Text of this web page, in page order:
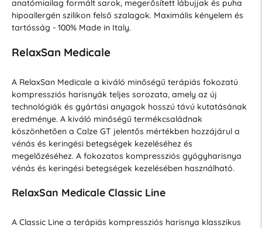
anatómiailag formált sarok, megerősített lábujjak és puha
hipoallergén szilikon felső szalagok. Maximális kényelem és
tartósság - 100% Made in Italy.
RelaxSan Medicale
A RelaxSan Medicale a kiváló minőségű terápiás fokozatú
kompressziós harisnyák teljes sorozata, amely az új
technológiák és gyártási anyagok hosszú távú kutatásának
eredménye. A kiváló minőségű termékcsaládnak
köszönhetően a Calze GT jelentős mértékben hozzájárul a
vénás és keringési betegségek kezeléséhez és
megelőzéséhez. A fokozatos kompressziós gyógyharisnya
vénás és keringési betegségek kezelésében használható.
RelaxSan Medicale Classic Line
A Classic Line a terápiás kompressziós harisnya klasszikus